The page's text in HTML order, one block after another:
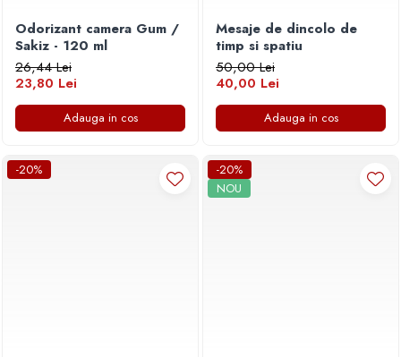
Odorizant camera Gum /
Sakiz - 120 ml
26,44 Lei
23,80 Lei
Adauga in cos
Mesaje de dincolo de
timp si spatiu
50,00 Lei
40,00 Lei
Adauga in cos
-20%
-20%
NOU